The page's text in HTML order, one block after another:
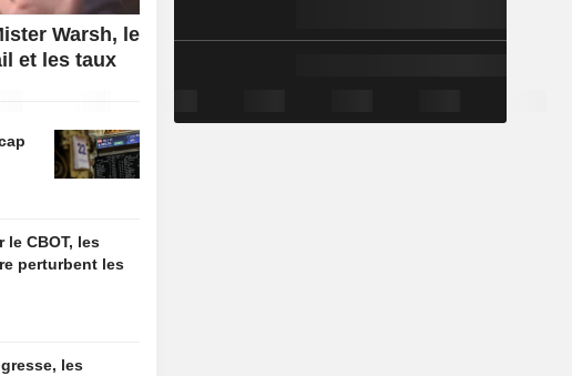
Warsh, le
et les taux
le CBOT, les
perturbent les
les